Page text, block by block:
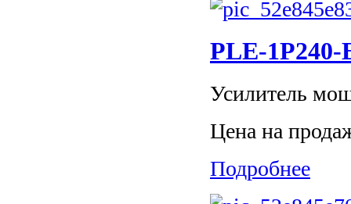
PLE-1P240-
Усилитель
Цена на
Подробнее